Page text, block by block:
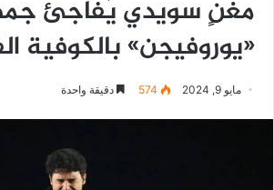
مغنٍ سويدي يُفاجئ
«يوروفيجن» بالكوفية
مايو 9, 2024 574 دقيقة واحدة